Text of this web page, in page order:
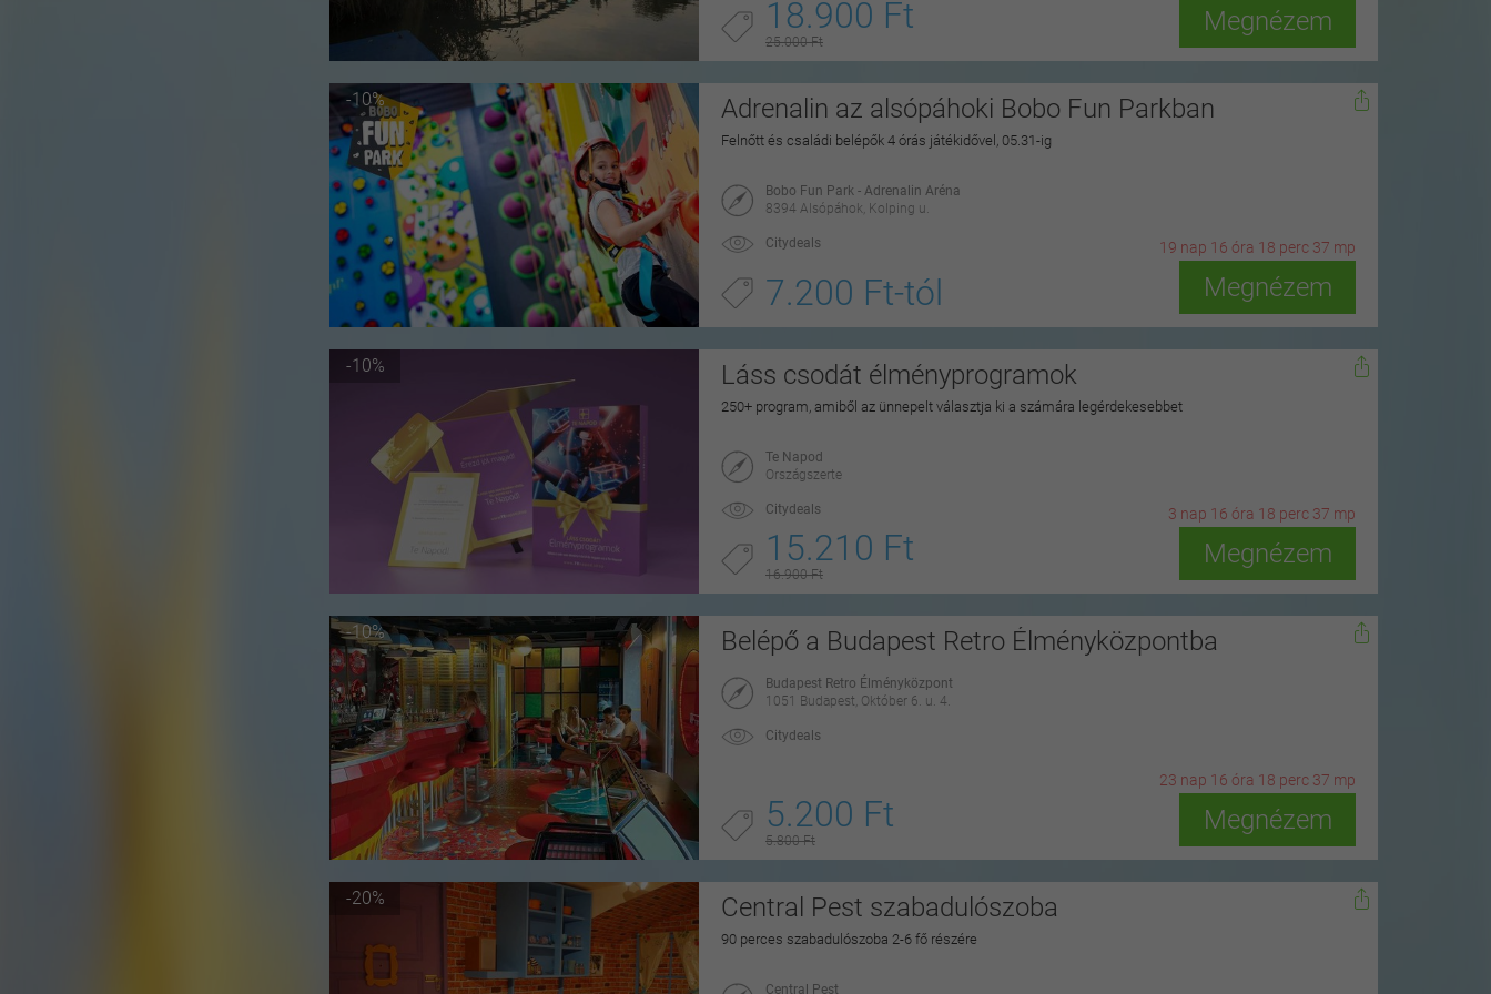
18.900 Ft
25.000 Ft
Megnézem
-10% Adrenalin az alsópáhoki Bobo Fun Parkban
Felnőtt és családi belépők 4 órás játékidővel, 05.31-ig
Bobo Fun Park - Adrenalin Aréna
8394 Alsópáhok, Kolping u.
Citydeals 19 nap 16 óra 18 perc 35 mp
7.200 Ft-tól Megnézem
-10% Láss csodát élményprogramok
250+ program, amiből az ünnepelt választja ki a számára legérdekesebbet
Te Napod
Országszerte
Citydeals 3 nap 16 óra 18 perc 35 mp
15.210 Ft
16.900 Ft
Megnézem
-10% Belépő a Budapest Retro Élményközpontba
Budapest Retro Élményközpont
1051 Budapest, Október 6. u. 4.
Citydeals
23 nap 16 óra 18 perc 35 mp
5.200 Ft
5.800 Ft
Megnézem
-20% Central Pest szabadulószoba
90 perces szabadulószoba 2-6 fő részére
Central Pest